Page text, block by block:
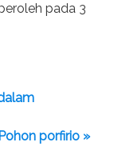
pada 3
Pohon porfirio »